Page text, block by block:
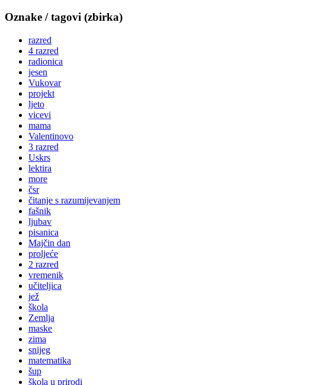
Oznake / tagovi (zbirka)
razred
4 razred
radionica
jesen
Vukovar
projekt
ljeto
vicevi
mama
Valentinovo
3 razred
Uskrs
lektira
more
čsr
čitanje s razumijevanjem
fašnik
ljubav
pisanica
Majčin dan
proljeće
2 razred
vremenik
učiteljica
jež
škola
Zemlja
maske
zima
snijeg
matematika
šup
škola u prirodi